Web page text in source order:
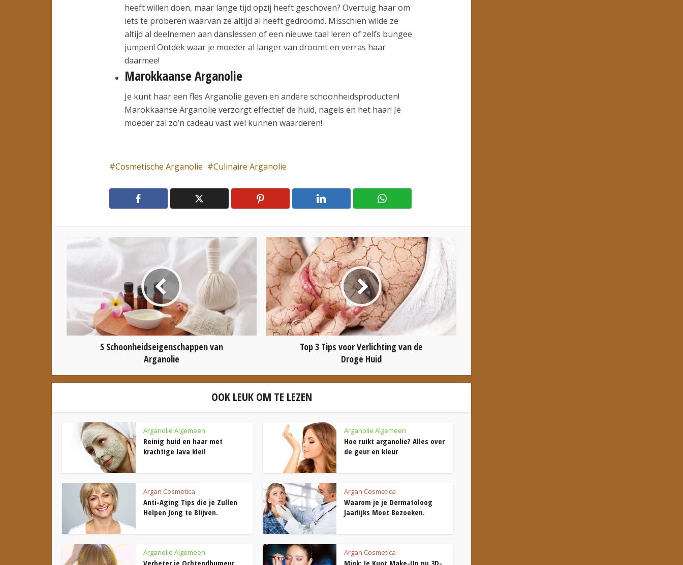
heeft willen doen, maar lange tijd opzij heeft geschoven? Overtuig haar om
iets te proberen waarvan ze altijd al heeft gedroomd. Misschien wilde ze
altijd al deelnemen aan danslessen of een nieuwe taal leren of zelfs bungee
jumpen! Ontdek waar je moeder al langer van droomt en verras haar
daarmee!
Marokkaanse Arganolie
Je kunt haar een fles Arganolie geven en andere schoonheidsproducten!
Marokkaanse Arganolie verzorgt effectief de huid, nagels en het haar! Je
moeder zal zo’n cadeau vast wel kunnen waarderen!
Cosmetische Arganolie Culinaire Arganolie
5 Schoonheidseigenschappen van
Arganolie
Top 3 Tips voor Verlichting van de
Droge Huid
OOK LEUK OM TE LEZEN
Arganolie Algemeen
Reinig huid en haar met
krachtige lava klei!
Arganolie Algemeen
Hoe ruikt arganolie? Alles over
de geur en kleur
Argan Cosmetica
Anti-Aging Tips die je Zullen
Helpen Jong te Blijven.
Argan Cosmetica
Waarom je je Dermatoloog
Jaarlijks Moet Bezoeken.
Arganolie Algemeen Argan Cosmetica